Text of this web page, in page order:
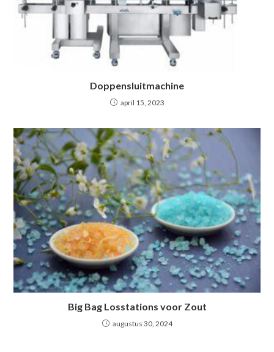
Doppensluitmachine
april 15, 2023
Big Bag Losstations voor Zout
augustus 30, 2024